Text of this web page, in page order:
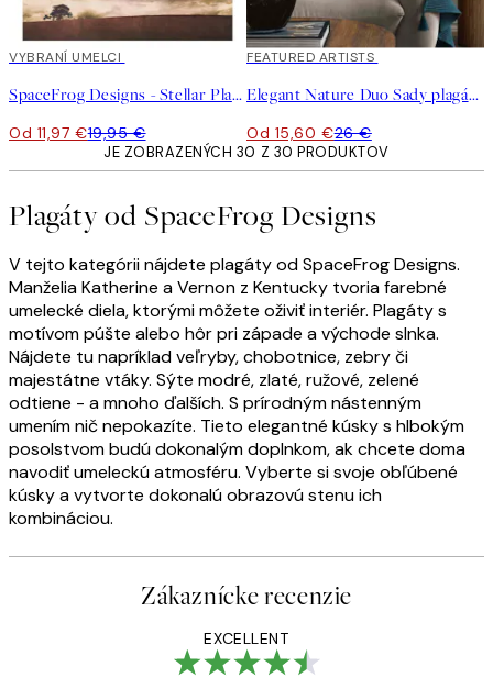
40%*
VYBRANÍ UMELCI
SpaceFrog Designs - Stellar Plagát
Od 11,97 €19,95 €
-40%
FEATURED ARTISTS
Elegant Nature Duo Sady plagátov
Od 15,60 €26 €
JE ZOBRAZENÝCH 30 Z 30 PRODUKTOV
Plagáty od SpaceFrog Designs
V tejto kategórii nájdete plagáty od SpaceFrog Designs.
Manželia Katherine a Vernon z Kentucky tvoria farebné
umelecké diela, ktorými môžete oživiť interiér. Plagáty s
motívom púšte alebo hôr pri západe a východe slnka.
Nájdete tu napríklad veľryby, chobotnice, zebry či
majestátne vtáky. Sýte modré, zlaté, ružové, zelené
odtiene - a mnoho ďalších. S prírodným nástenným
umením nič nepokazíte. Tieto elegantné kúsky s hlbokým
posolstvom budú dokonalým doplnkom, ak chcete doma
navodiť umeleckú atmosféru. Vyberte si svoje obľúbené
kúsky a vytvorte dokonalú obrazovú stenu ich
kombináciou.
Zákaznícke recenzie
EXCELLENT